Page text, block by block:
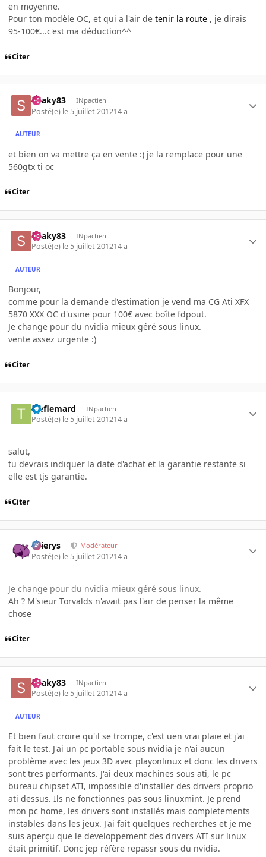
en moyenne.
Pour ton modèle OC, et qui a l'air de tenir la route , je dirais
95-100€...c'est ma déduction^^
Citer
Snaky83 INpactien
Posté(e) le 5 juillet 201214 a
AUTEUR
et bien on va mettre ça en vente :) je la remplace pour une
560gtx ti oc
Citer
Snaky83 INpactien
Posté(e) le 5 juillet 201214 a
AUTEUR
Bonjour,
comme pour la demande d'estimation je vend ma CG Ati XFX
5870 XXX OC d'usine pour 100€ avec boîte fdpout.
Je change pour du nvidia mieux géré sous linux.
vente assez urgente :)
Citer
treflemard INpactien
Posté(e) le 5 juillet 201214 a
salut,
tu devrais indiquer la date d'achat et la garantie restante si
elle est tjs garantie.
Citer
Ellierys Modérateur
Posté(e) le 5 juillet 201214 a
Je change pour du nvidia mieux géré sous linux.
Ah ? M'sieur Torvalds n'avait pas l'air de penser la même
chose
Citer
Snaky83 INpactien
Posté(e) le 5 juillet 201214 a
AUTEUR
Et bien faut croire qu'il se trompe, c'est uen vrai plaie et j'ai
fait le test. J'ai un pc portable sous nvidia je n'ai aucun
problème avec les jeux 3D avec playonlinux et donc les drivers
sont tres performants. J'ai deux machines sous ati, le pc
bureau chipset ATI, impossible d'installer des drivers proprio
ati dessus. Ils ne fonctionnes pas sous linuxmint. Je prend
mon pc home, les drivers sont installés mais completements
instables dans les jeux. J'ai fait quelques recherches et je me
suis aperçu que le developpement des drivers ATI sur linux
était primitif. Donc jep réfère repassr sous du nvidia.